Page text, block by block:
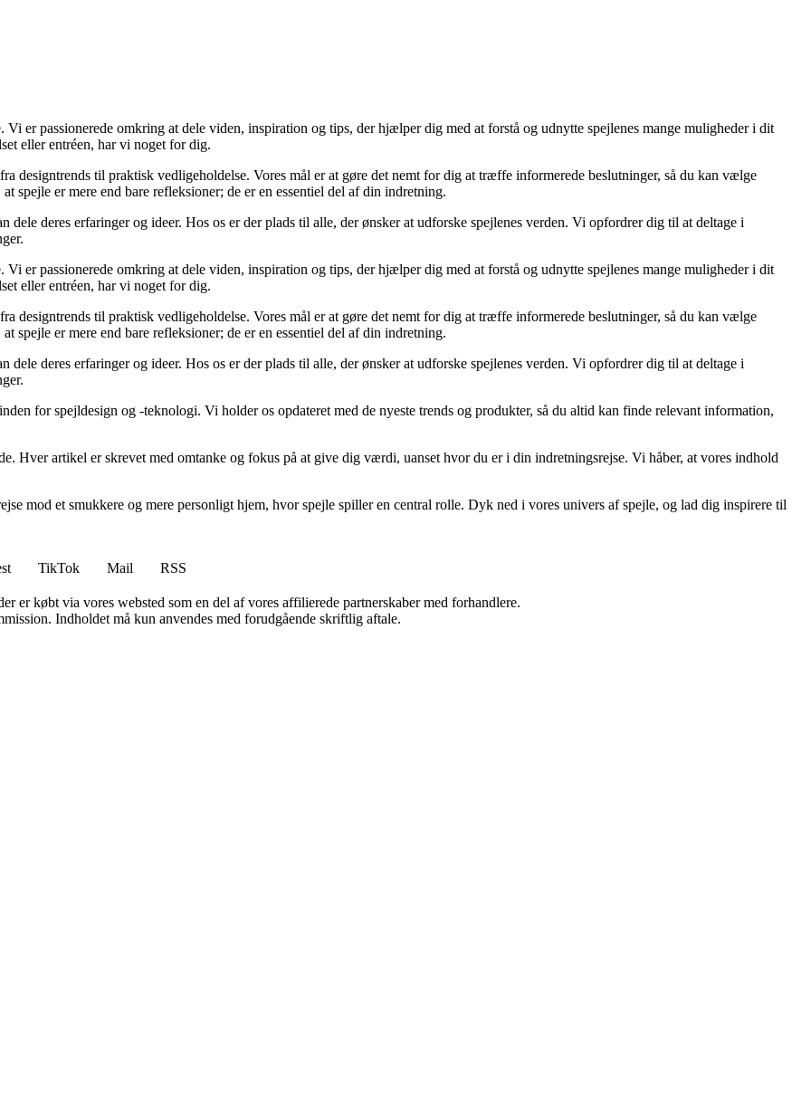
er passionerede omkring at dele viden, inspiration og tips, der hjælper dig med at forstå og udnytte spejlenes mange muligheder i dit
eller entréen, har vi noget for dig.
designtrends til praktisk vedligeholdelse. Vores mål er at gøre det nemt for dig at træffe informerede beslutninger, så du kan vælge
spejle er mere end bare refleksioner; de er en essentiel del af din indretning.
deres erfaringer og ideer. Hos os er der plads til alle, der ønsker at udforske spejlenes verden. Vi opfordrer dig til at deltage i
er passionerede omkring at dele viden, inspiration og tips, der hjælper dig med at forstå og udnytte spejlenes mange muligheder i dit
eller entréen, har vi noget for dig.
designtrends til praktisk vedligeholdelse. Vores mål er at gøre det nemt for dig at træffe informerede beslutninger, så du kan vælge
spejle er mere end bare refleksioner; de er en essentiel del af din indretning.
deres erfaringer og ideer. Hos os er der plads til alle, der ønsker at udforske spejlenes verden. Vi opfordrer dig til at deltage i
for spejldesign og -teknologi. Vi holder os opdateret med de nyeste trends og produkter, så du altid kan finde relevant information,
Hver artikel er skrevet med omtanke og fokus på at give dig værdi, uanset hvor du er i din indretningsrejse. Vi håber, at vores indhold
mod et smukkere og mere personligt hjem, hvor spejle spiller en central rolle. Dyk ned i vores univers af spejle, og lad dig inspirere til
TikTok Mail
RSS
er købt via vores websted som en del af vores affilierede partnerskaber med forhandlere.
Indholdet må kun anvendes med forudgående skriftlig aftale.